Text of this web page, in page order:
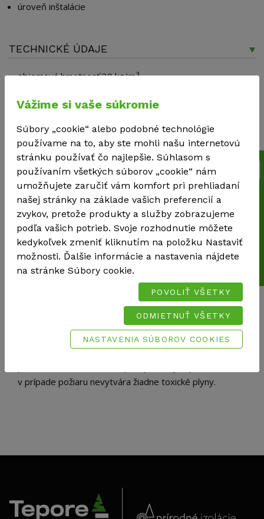
úroveň inštalácie
TECHNICKÉ ÚDAJE
objemová hmotnosť 30 kg/m3
trieda horľavosti: D-s2, d0
VLASTNOSTI
Izolačný materiál je obnoviteľný, recyklovateľný,
neobsahuje žiadne syntetické prísady a nevytvára žiadne
vlákna.
Ovčia vlna prirodzene reguluje vlhkosť a čistí vzduch.
Ovčia vlna presviedča vysokou odolnosťou proti plesniam
a škodcom
Ochrana vlny bez biocídov IONIC PROTECT®, dlhodobo
testovaná podľa štandardov EAD/CUAP a patentovaný
postup. Plazmová úprava mení molekuly bielkovín vo vlne,
takže už nie sú potravou pre škodcov vlny.
Vysokým bodom vzplanutia. Ten je pri 560 - 600 °C
takmer dvakrát vyšší ako pri dreve. Izolácia z ovčej vlny sa
v prípade požiaru nevytvára žiadne toxické plyny.
Vážime si vaše súkromie
Súbory „cookie“ alebo podobné technológie
používame na to, aby ste mohli našu internetovú
stránku používať čo najlepšie. Súhlasom s
používaním všetkých súborov „cookie“ nám
umožňujete zaručiť vám komfort pri prehliadaní
našej stránky na základe vašich preferencií a
zvykov, pretože produkty a služby zobrazujeme
podľa vašich potrieb. Svoje rozhodnutie môžete
kedykoľvek zmeniť kliknutím na položku Nastaviť
možnosti. Ďalšie informácie a nastavenia nájdete
na stránke Súbory cookie.
POVOLIŤ VŠETKY
ODMIETNUŤ VŠETKY
NASTAVENIA SÚBOROV COOKIES